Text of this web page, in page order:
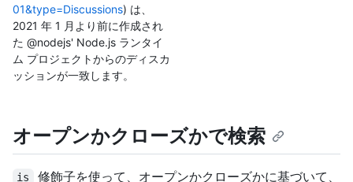
01&type=Discussions) は、
2021 年 1 月より前に作成され
た @nodejs' Node.js ランタイ
ム プロジェクトからのディスカ
ッションが一致します。
オープンかクローズかで検索
is
修飾子を使って、オープンかクローズかに基づいて、